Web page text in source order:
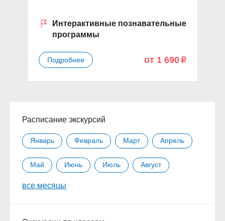
Интерактивные познавательные
программы
Подробнее от 1 690 p
Расписание экскурсий
Январь Февраль Март Апрель
Май Июнь Июль Август
Сентябрь
все месяцы